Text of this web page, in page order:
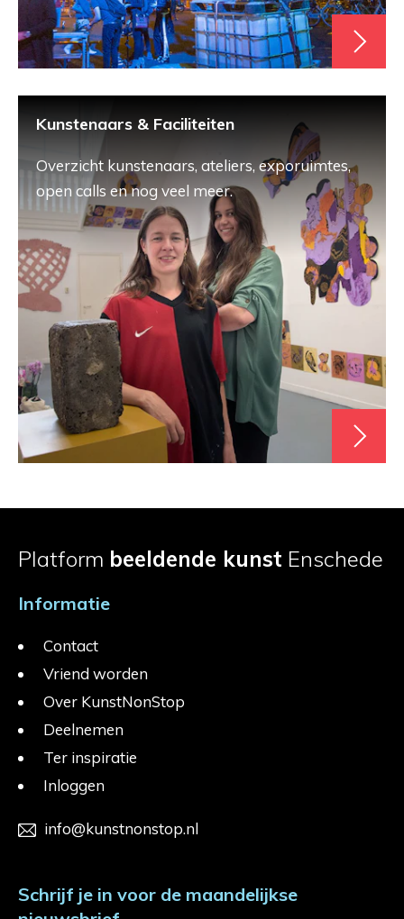
Kunstenaars & Faciliteiten
Overzicht kunstenaars, ateliers, exporuimtes,
open calls en nog veel meer.
Platform beeldende kunst Enschede
Informatie
Contact
Vriend worden
Over KunstNonStop
Deelnemen
Ter inspiratie
Inloggen
info@kunstnonstop.nl
Schrijf je in voor de maandelijkse